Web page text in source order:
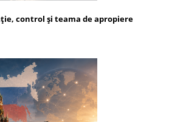
control și teama de apropiere